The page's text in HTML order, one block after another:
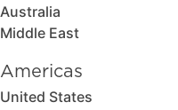
Australia
Middle East
Americas
United States